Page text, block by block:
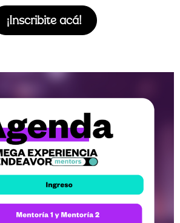
¡Inscribite acá!